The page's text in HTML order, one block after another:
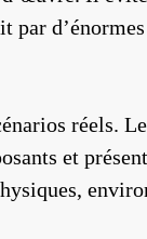
par
réels.
et